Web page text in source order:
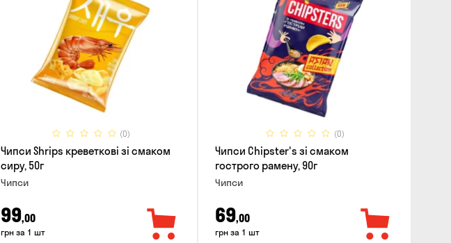
(0)
Чипси Shrips креветкові зі смаком
сиру, 50г
Чипси
99,00
грн за 1 шт
(0)
Чипси Chipster's зі смаком
гострого рамену, 90г
Чипси
69,00
грн за 1 шт